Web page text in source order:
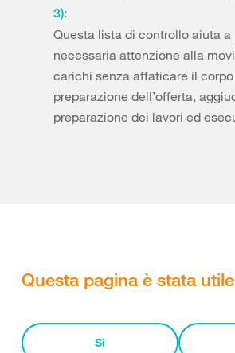
3):
Questa lista di controllo aiuta a
necessaria attenzione alla
carichi senza affaticare il
preparazione dell’offerta,
preparazione dei lavori ed
Questa pagina è stata
Sì